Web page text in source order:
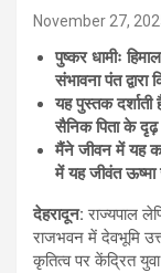
November 27,
पुष्करधामीः
संभावनापंतद्वारा
यहपुस्तकदर्शाती
सैनिकपिताकेदृढ़
मैंनेजीवनमेंयह
मेंयहजीवंतऊष्मा
देहरादून: राज्यपाल
राजभवन में देवभूमि
कृतित्व पर केंद्रित